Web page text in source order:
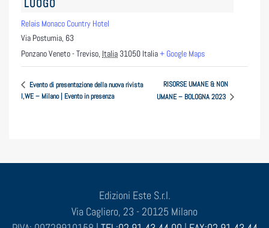
LUOGO
Relais Monaco Country Hotel
Via Postumia, 63
Ponzano Veneto - Treviso, Italia 31050 Italia+ Google Maps
Evento di presentazione della nuova rivista
I,WE – Milano | Evento in presenza
RISORSE UMANE & NON
UMANE – BOLOGNA 2023
Edizioni Este S.r.l.
Via Cagliero, 23 - 20125 Milano